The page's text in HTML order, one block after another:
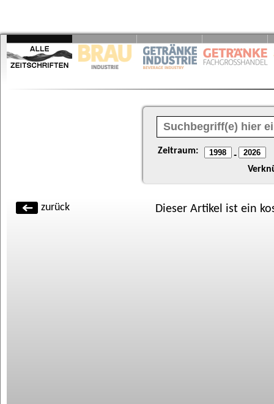
Zeitraum: -
zurück Dieser Artikel ist ein